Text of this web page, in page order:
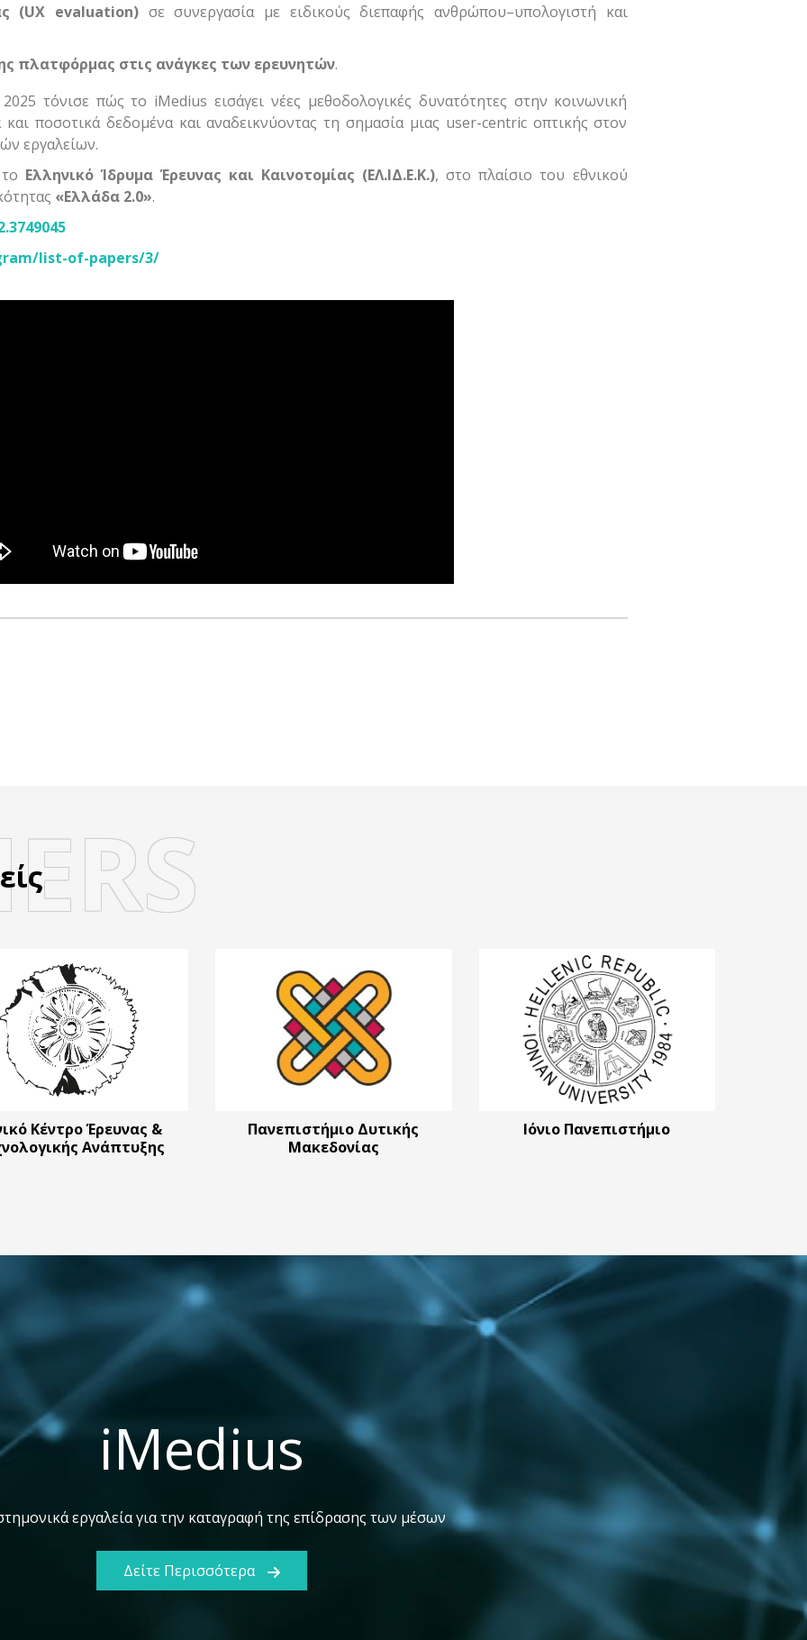
(UX evaluation) σε συνεργασία με ειδικούς διεπαφής ανθρώπου–υπολογιστή και
πλατφόρμας στις ανάγκες των ερευνητών.
τόνισε πώς το iMedius εισάγει νέες μεθοδολογικές δυνατότητες στην κοινωνική
και ποσοτικά δεδομένα και αναδεικνύοντας τη σημασία μιας user-centric οπτικής στον
εργαλείων.
Ελληνικό Ίδρυμα Έρευνας και Καινοτομίας (ΕΛ.ΙΔ.Ε.Κ.), στο πλαίσιο του εθνικού
«Ελλάδα 2.0».
list-of-papers/3/
Κέντρο Έρευνας &
Ανάπτυξης
Πανεπιστήμιο Δυτικής
Μακεδονίας
Ιόνιο Πανεπιστήμιο
iMedius
εργαλεία για την καταγραφή της επίδρασης των μέσων
Δείτε Περισσότερα